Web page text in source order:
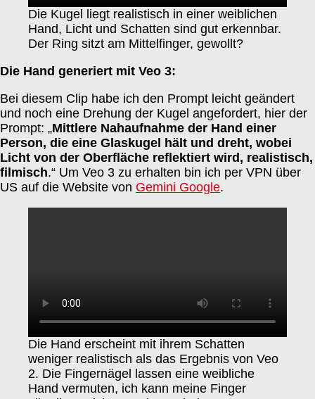
Die Kugel liegt realistisch in einer weiblichen
Hand, Licht und Schatten sind gut erkennbar.
Der Ring sitzt am Mittelfinger, gewollt?
Die Hand generiert mit Veo 3:
Bei diesem Clip habe ich den Prompt leicht geändert
und noch eine Drehung der Kugel angefordert, hier der
Prompt: „Mittlere Nahaufnahme der Hand einer
Person, die eine Glaskugel hält und dreht, wobei
Licht von der Oberfläche reflektiert wird, realistisch,
filmisch.“ Um Veo 3 zu erhalten bin ich per VPN über
US auf die Website von Gemini Google.
Die Hand erscheint mit ihrem Schatten
weniger realistisch als das Ergebnis von Veo
2. Die Fingernägel lassen eine weibliche
Hand vermuten, ich kann meine Finger